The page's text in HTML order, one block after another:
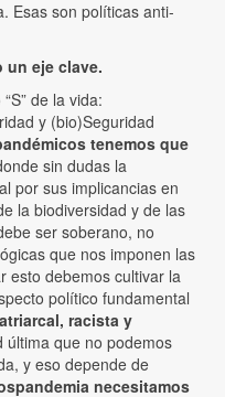
Esas son políticas anti-
eje clave.
de la vida:
y (bio)Seguridad
tenemos que
sin dudas la
por sus implicancias en
la biodiversidad y de las
ser soberano, no
que nos imponen las
esto debemos cultivar la
político fundamental
racista y
última que no podemos
y eso depende de
necesitamos